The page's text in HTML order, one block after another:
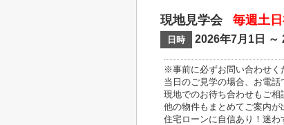
現地見学会 毎週土
日時 2026年7月1日 ～
※事前に必ずお問い合わせく
当日のご見学の場合、お電話
現地でのお待ち合わせもご相
他の物件もまとめてご案内が
住宅ローンに自信あり！迷わ